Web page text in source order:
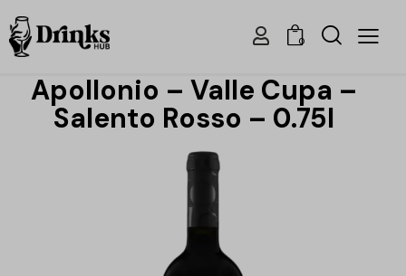
0
Apollonio – Valle Cupa –
Salento Rosso – 0.75l